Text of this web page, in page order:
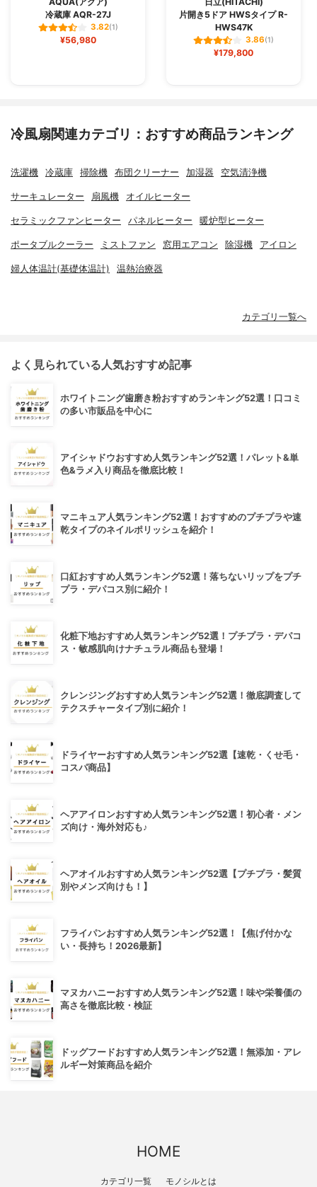
冷蔵庫 AQR-27J
3.82(1)
¥56,980
片開き5ドア HWSタイプ R-
HWS47K
3.86(1)
¥179,800
冷風扇関連カテゴリ：おすすめ商品ランキング
洗濯機 冷蔵庫 掃除機 布団クリーナー 加湿器 空気清浄機
サーキュレーター 扇風機 オイルヒーター
セラミックファンヒーター パネルヒーター 暖炉型ヒーター
ポータブルクーラー ミストファン 窓用エアコン 除湿機 アイロン
婦人体温計(基礎体温計) 温熱治療器
カテゴリ一覧へ
よく見られている人気おすすめ記事
ホワイトニング歯磨き粉おすすめランキング52選！口コミ
の多い市販品を中心に
アイシャドウおすすめ人気ランキング52選！パレット&単
色&ラメ入り商品を徹底比較！
マニキュア人気ランキング52選！おすすめのプチプラや速
乾タイプのネイルポリッシュを紹介！
口紅おすすめ人気ランキング52選！落ちないリップをプチ
プラ・デパコス別に紹介！
化粧下地おすすめ人気ランキング52選！プチプラ・デパコ
ス・敏感肌向けナチュラル商品も登場！
クレンジングおすすめ人気ランキング52選！徹底調査して
テクスチャータイプ別に紹介！
ドライヤーおすすめ人気ランキング52選【速乾・くせ毛・
コスパ商品】
ヘアアイロンおすすめ人気ランキング52選！初心者・メン
ズ向け・海外対応も♪
ヘアオイルおすすめ人気ランキング52選【プチプラ・髪質
別やメンズ向けも！】
フライパンおすすめ人気ランキング52選！【焦げ付かな
い・長持ち！2026最新】
マヌカハニーおすすめ人気ランキング52選！味や栄養価の
高さを徹底比較・検証
ドッグフードおすすめ人気ランキング52選！無添加・アレ
ルギー対策商品を紹介
HOME
カテゴリ一覧 モノシルとは